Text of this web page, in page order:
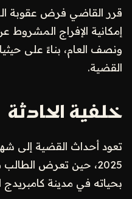
قرر القاضي فرض عقوبة
ونصف العام، بناءً على
القضية.
خلفية الحادثة
تعود أحداث القضية إلى
2025، حين تعرض
بحياته في مدينة كامبريدج